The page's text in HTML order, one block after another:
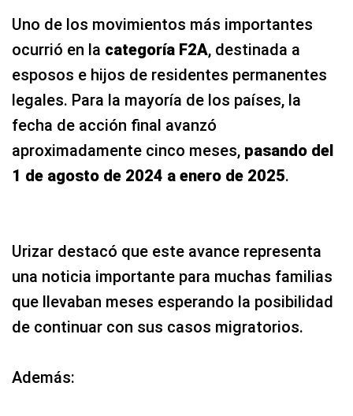
Uno de los movimientos más importantes
ocurrió en la categoría F2A, destinada a
esposos e hijos de residentes permanentes
legales. Para la mayoría de los países, la
fecha de acción final avanzó
aproximadamente cinco meses, pasando del
1 de agosto de 2024 a enero de 2025.
Urizar destacó que este avance representa
una noticia importante para muchas familias
que llevaban meses esperando la posibilidad
de continuar con sus casos migratorios.
Además: